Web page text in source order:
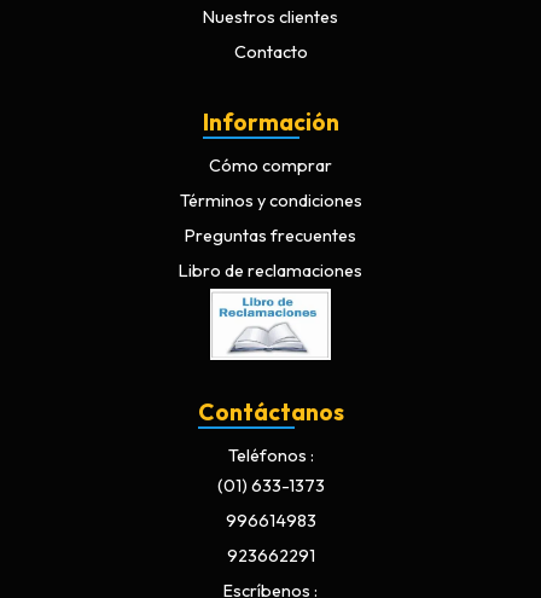
Nuestros clientes
Contacto
Información
Cómo comprar
Términos y condiciones
Preguntas frecuentes
Libro de reclamaciones
Contáctanos
Teléfonos
(01) 633-1373
996614983
923662291
Escríbenos